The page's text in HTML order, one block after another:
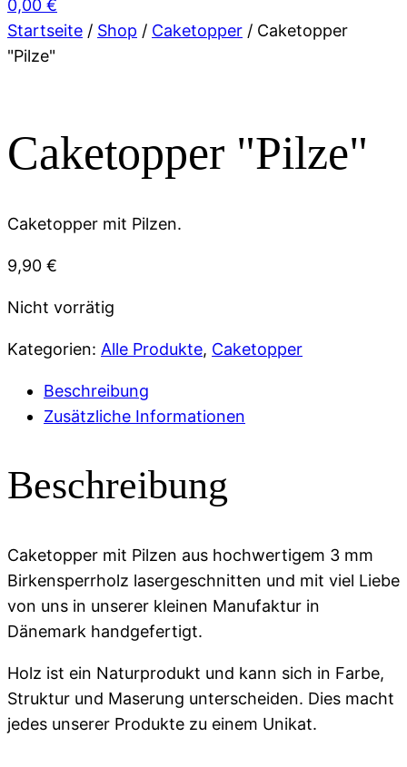
0,00 €
Startseite / Shop / Caketopper / Caketopper
"Pilze"
Caketopper "Pilze"
Caketopper mit Pilzen.
9,90 €
Nicht vorrätig
Kategorien: Alle Produkte, Caketopper
Beschreibung
Zusätzliche Informationen
Beschreibung
Caketopper mit Pilzen aus hochwertigem 3 mm
Birkensperrholz lasergeschnitten und mit viel Liebe
von uns in unserer kleinen Manufaktur in
Dänemark handgefertigt.
Holz ist ein Naturprodukt und kann sich in Farbe,
Struktur und Maserung unterscheiden. Dies macht
jedes unserer Produkte zu einem Unikat.